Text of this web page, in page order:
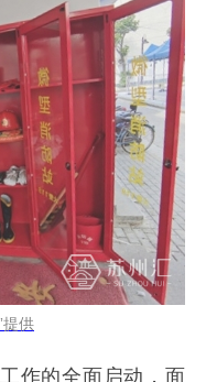
提供
作的全面启动，面